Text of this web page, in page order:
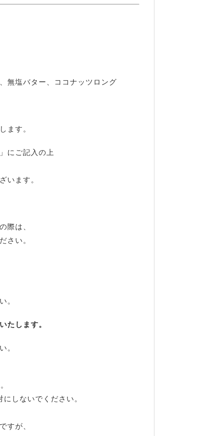
無塩バター、ココナッツロング
ます。
にご記入の上
います。
際は、
さい。
。
たします。
。
しないでください。
すが、